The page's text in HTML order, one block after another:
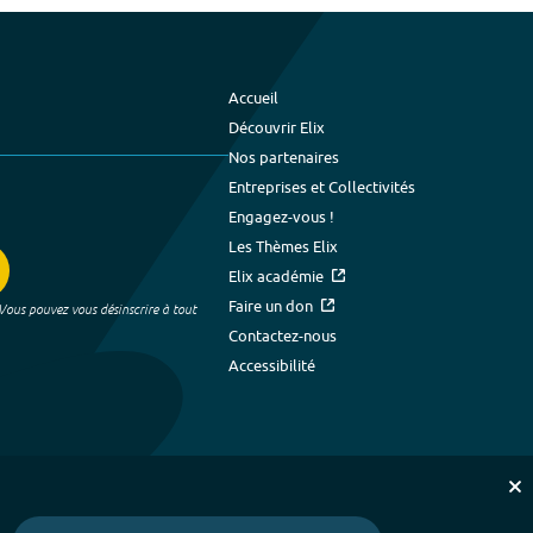
pouvez vous désinscrire à tout
Accueil
Découvrir Elix
Nos partenaires
Entreprises et Collectivités
Engagez-vous !
Les Thèmes Elix
Elix académie
Faire un don
Contactez-nous
Accessibilité